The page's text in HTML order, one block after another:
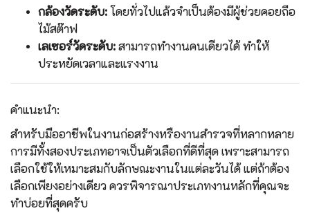
กล้องวัดระดับ:โดยทั่วไปแล้วจำเป็นต้องมีผู้ช่วยคอยถือ
ไม้สต๊าฟ
เลเซอร์วัดระดับ:สามารถทำงานคนเดียวได้ ทำให้
ประหยัดเวลาและแรงงาน
คำแนะนำ:
สำหรับมืออาชีพในงานก่อสร้างหรืองานสำรวจที่หลากหลาย
การมีทั้งสองประเภทอาจเป็นตัวเลือกที่ดีที่สุด เพราะสามารถ
เลือกใช้ให้เหมาะสมกับลักษณะงานในแต่ละวันได้ แต่ถ้าต้อง
เลือกเพียงอย่างเดียว ควรพิจารณาประเภทงานหลักที่คุณจะ
ทำบ่อยที่สุดครับ